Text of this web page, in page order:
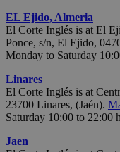
EL Ejido, Almeria
El Corte Inglés is at El
Ponce, s/n, El Ejido,
Monday to Saturday
Linares
El Corte Inglés is at
23700 Linares, (Jaén).
Saturday 10:00 to 22:00
Jaen